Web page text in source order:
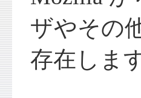
ザやその
存在しま